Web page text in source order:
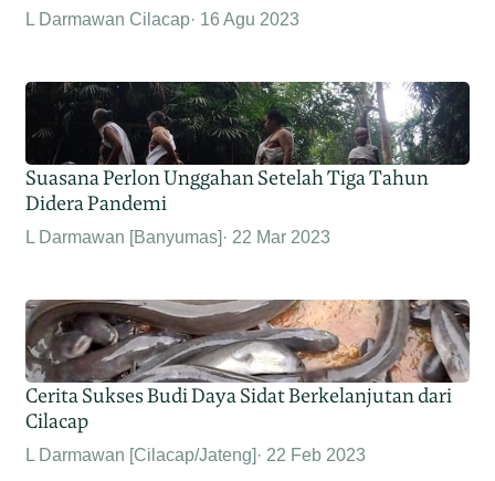
L Darmawan Cilacap 16 Agu 2023
Suasana Perlon Unggahan Setelah Tiga Tahun
Didera Pandemi
L Darmawan [Banyumas] 22 Mar 2023
Cerita Sukses Budi Daya Sidat Berkelanjutan dari
Cilacap
L Darmawan [Cilacap/Jateng] 22 Feb 2023